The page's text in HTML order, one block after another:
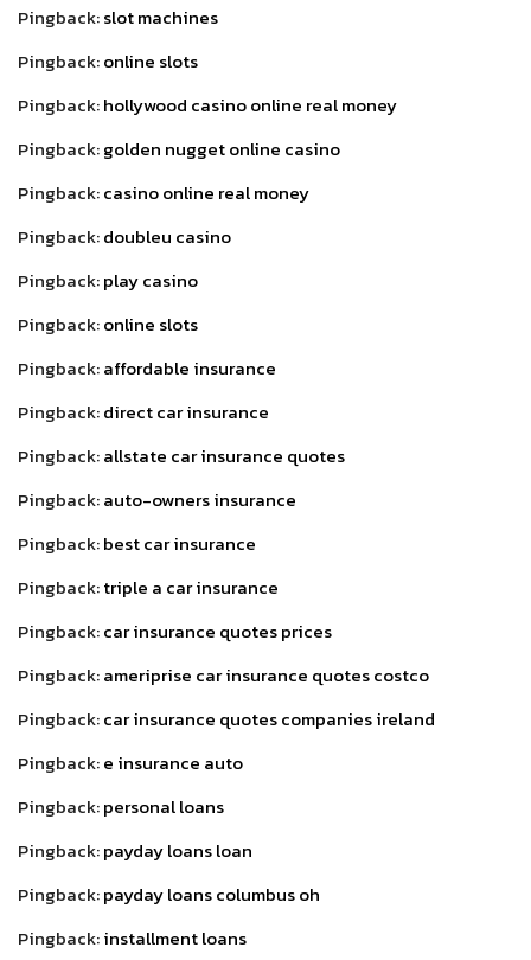
Pingback:slot machines
Pingback:online slots
Pingback:hollywood casino online real money
Pingback:golden nugget online casino
Pingback:casino online real money
Pingback:doubleu casino
Pingback:play casino
Pingback:online slots
Pingback:affordable insurance
Pingback:direct car insurance
Pingback:allstate car insurance quotes
Pingback:auto-owners insurance
Pingback:best car insurance
Pingback:triple a car insurance
Pingback:car insurance quotes prices
Pingback:ameriprise car insurance quotes costco
Pingback:car insurance quotes companies ireland
Pingback:e insurance auto
Pingback:personal loans
Pingback:payday loans loan
Pingback:payday loans columbus oh
Pingback:installment loans